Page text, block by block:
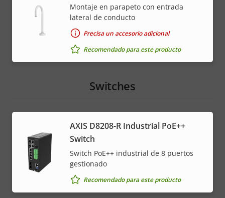
Montaje en parapeto con entrada
lateral de conducto
Precisa un accesorio adicional
Recomendado para este producto
Switches
AXIS D8208-R Industrial PoE++
Switch
Switch PoE++ industrial de 8 puertos
gestionado
Recomendado para este producto